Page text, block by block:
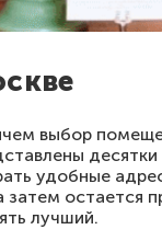
выбор
удобные
остается
лучший.